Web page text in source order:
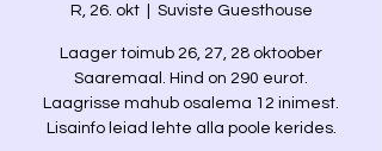
R, 26. okt
  |
Suviste Guesthouse
Laager toimub 26, 27, 28 oktoober
Saaremaal. Hind on 290 eurot.
Laagrisse mahub osalema 12 inimest.
Lisainfo leiad lehte alla poole kerides.